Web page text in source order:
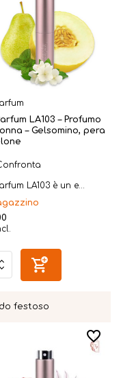
LA103 – Profumo
– Gelsomino, pera
LA103 è un e...
festoso